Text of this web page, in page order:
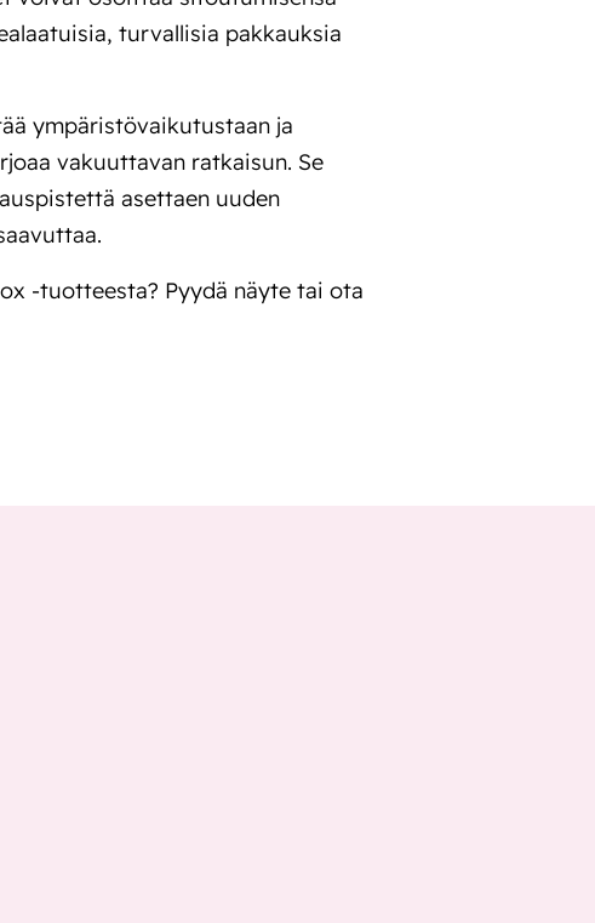
turvallisia pakkauksia
ympäristövaikutustaan ja
vakuuttavan ratkaisun. Se
asettaen uuden
-tuotteesta? Pyydä näyte tai ota